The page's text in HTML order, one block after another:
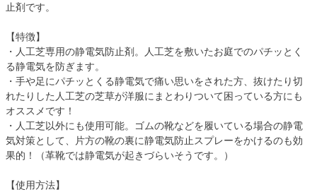
止剤です。
【特徴】
・人工芝専用の静電気防止剤。人工芝を敷いたお庭でのパチッとく
る静電気を防ぎます。
・手や足にパチッとくる静電気で痛い思いをされた方、抜けたり切
れたりした人工芝の芝草が洋服にまとわりついて困っている方にも
オススメです！
・人工芝以外にも使用可能。ゴムの靴などを履いている場合の静電
気対策として、片方の靴の裏に静電気防止スプレーをかけるのも効
果的！（革靴では静電気が起きづらいそうです。）
【使用方法】